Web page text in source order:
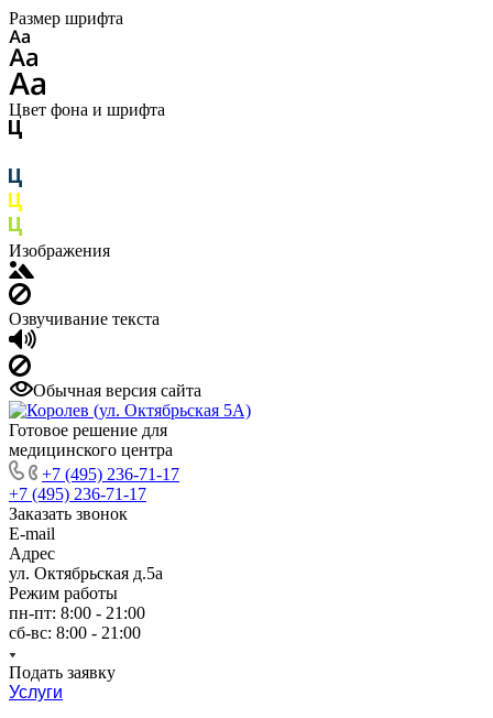
Размер шрифта
Цвет фона и шрифта
Изображения
Озвучивание текста
Обычная версия сайта
Готовое решение для
медицинского центра
+7 (495) 236-71-17
+7 (495) 236-71-17
Заказать звонок
E-mail
Адрес
ул. Октябрьская д.5а
Режим работы
пн-пт: 8:00 - 21:00
сб-вс: 8:00 - 21:00
Подать заявку
Услуги